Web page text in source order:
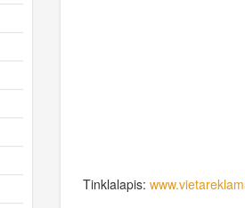
Tinklalapis: